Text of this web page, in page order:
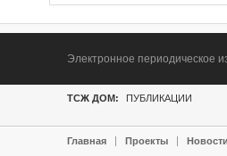
Электронное периодическое
ТСЖ ДОМ: ПУБЛИКАЦИИ
Главная Проекты Новости